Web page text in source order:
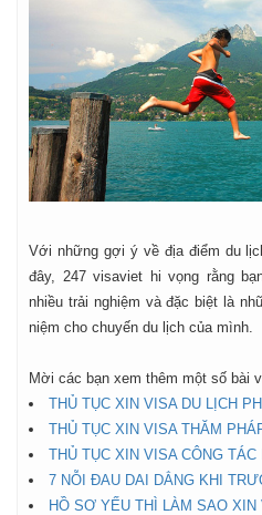
Với những gợi ý về địa điểm du
đây, 247 visaviet hi vọng rằng
nhiều trải nghiệm và đặc biệt là
niệm cho chuyến du lịch của mình.
Mời các bạn xem thêm một số bài
THỦ TỤC XIN VISA DU LỊCH
THỦ TỤC XIN VISA THĂM
THỦ TỤC XIN VISA CÔNG TÁC
7 NỖI ĐAU DAI DẲNG KHI
HỒ SƠ YẾU THÌ LÀM SAO XIN